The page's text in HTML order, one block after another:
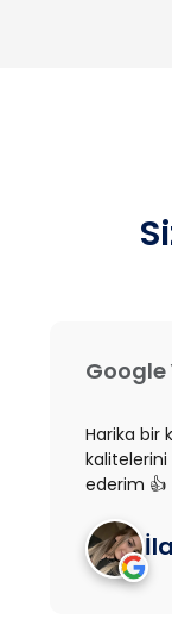
Google
Harika bir
kalitelerini
ederim 👍